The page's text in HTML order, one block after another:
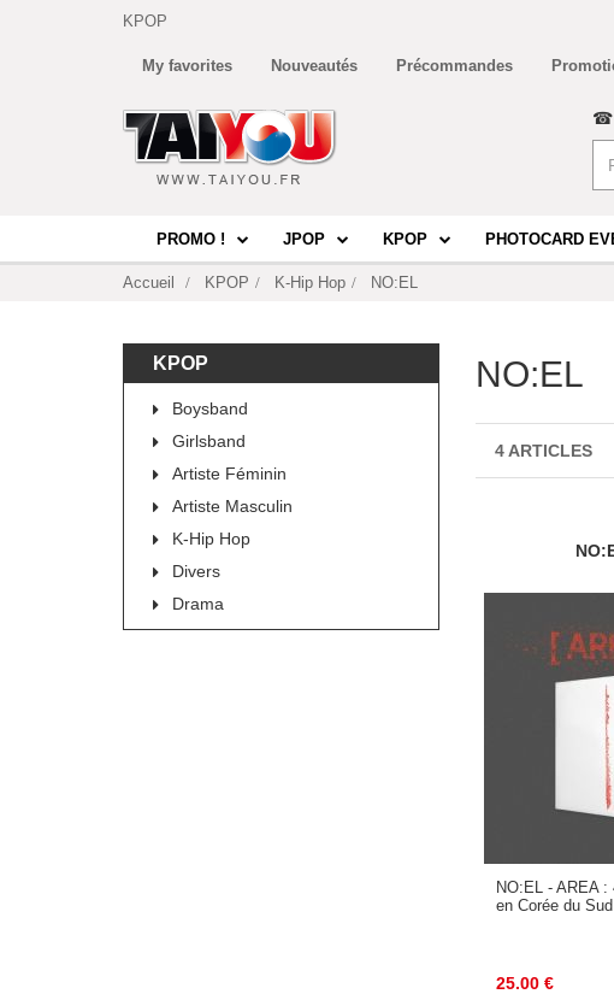
KPOP
My favorites Nouveautés Précommandes
☎
PROMO ! JPOP KPOP PHOTOCARD
Accueil KPOP K-Hip Hop NO:EL
KPOP
Boysband
Girlsband
Artiste Féminin
Artiste Masculin
K-Hip Hop
Divers
Drama
NO:EL
4 ARTICLES
NO:EL - AREA
en Corée du
25.00 €